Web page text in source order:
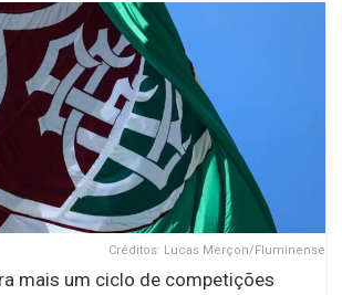
Créditos: Lucas Merçon/Fluminense
mais um ciclo de competições